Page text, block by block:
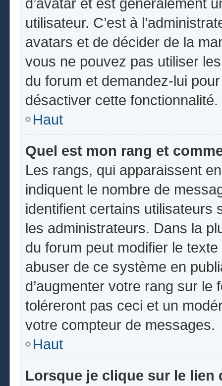
utilisateur. C’est à
avatars et de décider de la
vous ne pouvez pas utiliser
du forum et demandez-lui
désactiver cette fonctionnalité.
Haut
Quel est mon rang et
Les rangs, qui apparaissent
indiquent le nombre de
identifient certains utilisateurs
les administrateurs. Dans la
du forum peut modifier le
abuser de ce système en
d’augmenter votre rang sur
toléreront pas ceci et un
votre compteur de messages.
Haut
Lorsque je clique sur le lien